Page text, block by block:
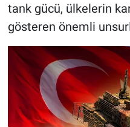
tank gücü, ülkelerin
gösteren önemli